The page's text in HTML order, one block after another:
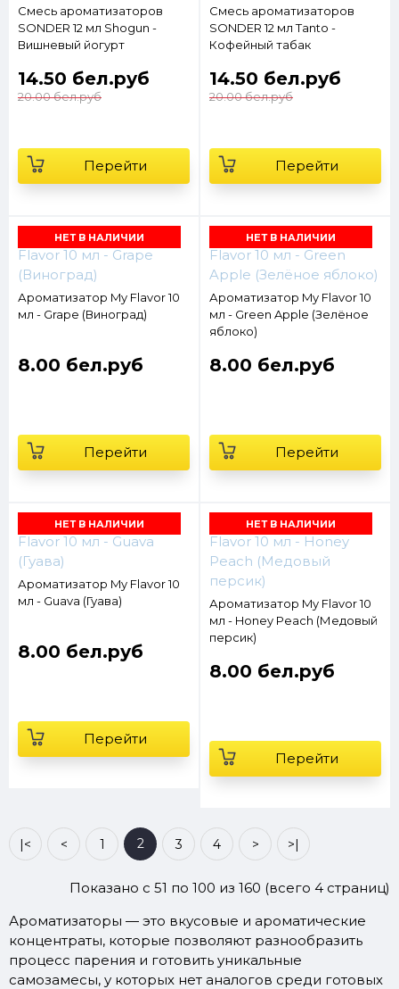
Смесь ароматизаторов
SONDER 12 мл Shogun -
Вишневый йогурт
14.50 бел.руб
20.00 бел.руб
Перейти
Смесь ароматизаторов
SONDER 12 мл Tanto -
Кофейный табак
14.50 бел.руб
20.00 бел.руб
Перейти
НЕТ В НАЛИЧИИ
Ароматизатор My Flavor 10
мл - Grape (Виноград)
8.00 бел.руб
Перейти
НЕТ В НАЛИЧИИ
Ароматизатор My Flavor 10
мл - Green Apple (Зелёное
яблоко)
8.00 бел.руб
Перейти
НЕТ В НАЛИЧИИ
Ароматизатор My Flavor 10
мл - Guava (Гуава)
8.00 бел.руб
Перейти
НЕТ В НАЛИЧИИ
Ароматизатор My Flavor 10
мл - Honey Peach (Медовый
персик)
8.00 бел.руб
Перейти
|< < 1 2 3 4 > >|
Показано с 51 по 100 из 160 (всего 4 страниц)
Ароматизаторы — это вкусовые и ароматические
концентраты, которые позволяют разнообразить
процесс парения и готовить уникальные
самозамесы, у которых нет аналогов среди готовых